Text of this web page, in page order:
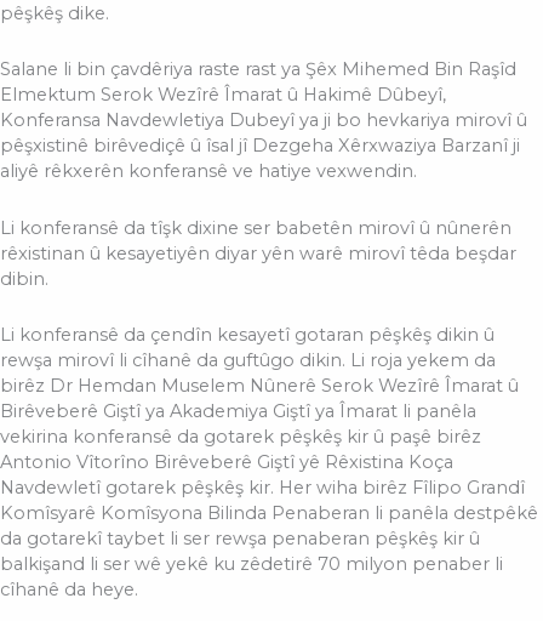
pêşkêş dike.
Salane li bin çavdêriya raste rast ya Şêx Mihemed Bin Raşîd
Elmektum Serok Wezîrê Îmarat û Hakimê Dûbeyî,
Konferansa Navdewletiya Dubeyî ya ji bo hevkariya mirovî û
pêşxistinê birêvediçê û îsal jî Dezgeha Xêrxwaziya Barzanî ji
aliyê rêkxerên konferansê ve hatiye vexwendin.
Li konferansê da tîşk dixine ser babetên mirovî û nûnerên
rêxistinan û kesayetiyên diyar yên warê mirovî têda beşdar
dibin.
Li konferansê da çendîn kesayetî gotaran pêşkêş dikin û
rewşa mirovî li cîhanê da guftûgo dikin. Li roja yekem da
birêz Dr Hemdan Muselem Nûnerê Serok Wezîrê Îmarat û
Birêveberê Giştî ya Akademiya Giştî ya Îmarat li panêla
vekirina konferansê da gotarek pêşkêş kir û paşê birêz
Antonio Vîtorîno Birêveberê Giştî yê Rêxistina Koça
Navdewletî gotarek pêşkêş kir. Her wiha birêz Fîlipo Grandî
Komîsyarê Komîsyona Bilinda Penaberan li panêla destpêkê
da gotarekî taybet li ser rewşa penaberan pêşkêş kir û
balkişand li ser wê yekê ku zêdetirê 70 milyon penaber li
cîhanê da heye.